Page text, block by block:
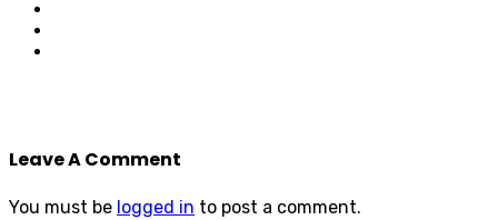
Leave A Comment
You must be logged in to post a comment.